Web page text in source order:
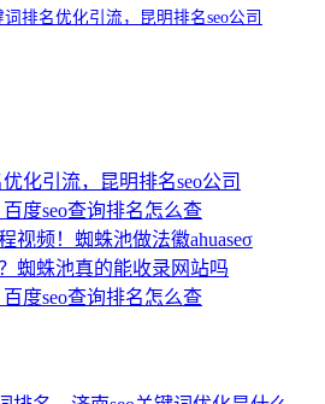
词排名优化引流，昆明排名seo公司
化引流，昆明排名seo公司
度seo查询排名怎么查
视频！蜘蛛池做法徽ahuaseσ
蜘蛛池真的能收录网站吗
度seo查询排名怎么查